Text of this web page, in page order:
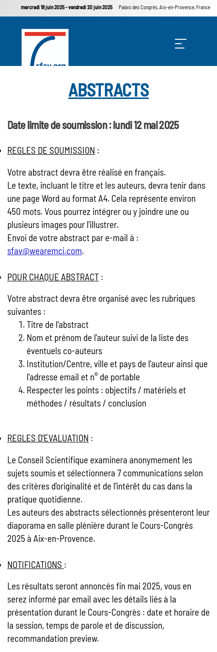
mercredi 18 juin 2025-vendredi 20 juin 2025 Palais des Congrès, Aix-en-Provence, France
ACCUEIL
PROGRAMME
INSCRIPTIONS
ABSTRACTS
DOCTEURS JUNIORS
INFORMATIONS PRATIQUES
MEDTECH
CONTACT
ABSTRACTS
Date limite de soumission : lundi 12 mai 2025
REGLES DE SOUMISSION :
Votre abstract devra être réalisé en français.
Le texte, incluant le titre et les auteurs, devra tenir dans
une page Word au format A4. Cela représente environ
450 mots. Vous pourrez intégrer ou y joindre une ou
plusieurs images pour l'illustrer.
Envoi de votre abstract par e-mail à :
sfav@wearemci.com.
POUR CHAQUE ABSTRACT :
Votre abstract devra être organisé avec les rubriques
suivantes :
Titre de l'abstract
Nom et prénom de l'auteur suivi de la liste des
éventuels co-auteurs
Institution/Centre, ville et pays de l'auteur ainsi que
l'adresse email et n° de portable
Respecter les points : objectifs / matériels et
méthodes / résultats / conclusion
REGLES D'EVALUATION :
Le Conseil Scientifique examinera anonymement les
sujets soumis et sélectionnera 7 communications selon
des critères d'originalité et de l'intérêt du cas dans la
pratique quotidienne.
Les auteurs des abstracts sélectionnés présenteront leur
diaporama en salle plénière durant le Cours-Congrès
2025 à Aix-en-Provence.
NOTIFICATIONS :
Les résultats seront annoncés fin mai 2025, vous en
serez informé par email avec les détails liés à la
présentation durant le Cours-Congrès : date et horaire de
la session, temps de parole et de discussion,
recommandation preview.